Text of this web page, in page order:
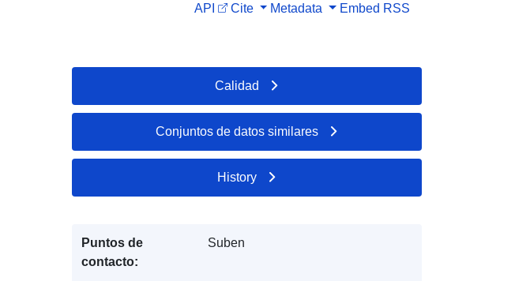
API Cite Metadata Embed RSS
Calidad
Conjuntos de datos similares
History
Puntos de
contacto:
Suben